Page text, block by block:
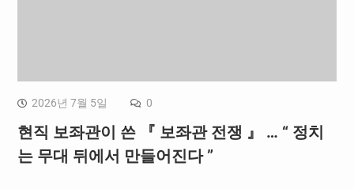
2026년 7월 5일 0
현직 보좌관이 쓴 『 보좌관 전쟁 』 … “ 정치
는 무대 뒤에서 만들어진다 ”